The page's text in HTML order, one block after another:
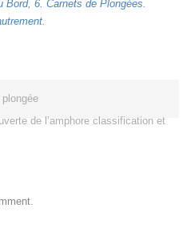
Bord, 6. Carnets de Plongées
de l’amphore classification et